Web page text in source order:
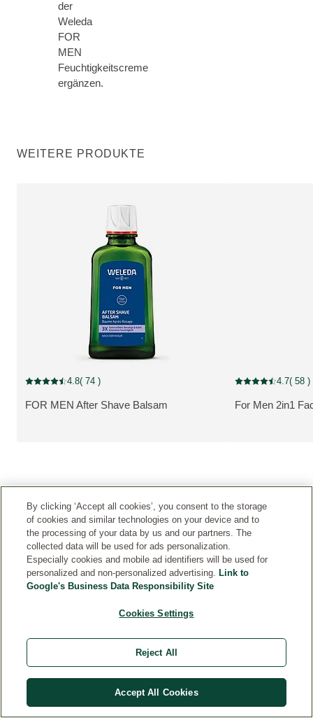
der
Weleda
FOR
MEN
Feuchtigkeitscreme
ergänzen.
WEITERE PRODUKTE
MEHR ZUM PRODUKT:
FOR MEN After Shave Balsam
Aktuelle Bewertung: 4.8 von 5 Sternen bewertet von 74 Kunden
4.8( 74 )
MEHR ZUM
For Men 2in1
Aktuelle 4.7( 58 )
W
Aktuelle Bewertung: 4.724138 von 5 Sternen bewertet von
By clicking ‘Accept all cookies’, you consent to the storage
of cookies and similar technologies on your device and to
the processing of your data by us and our partners. The
collected data will be used for ads personalization.
Especially cookies and mobile ad identifiers will be used for
personalized and non-personalized advertising. Link to
Google's Business Data Responsibility Site
Cookies Settings
Reject All
Accept All Cookies